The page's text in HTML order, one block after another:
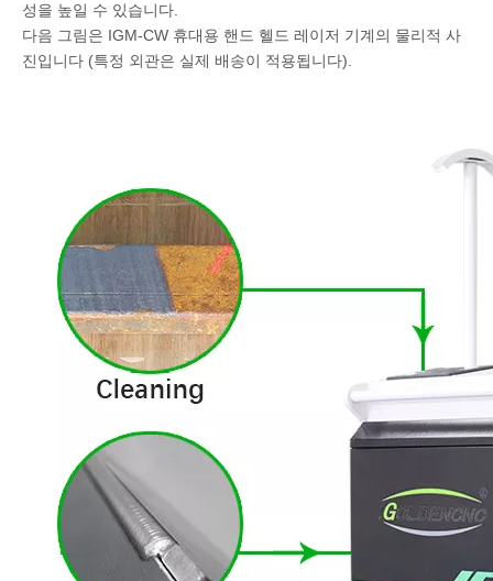
성을 높일 수 있습니다.
다음 그림은 IGM-CW 휴대용 핸드 헬드 레이저 기계의 물리적 사
진입니다 (특정 외관은 실제 배송이 적용됩니다).